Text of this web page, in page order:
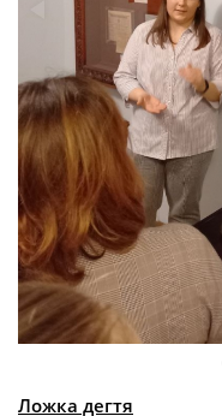
Ложка дегтя